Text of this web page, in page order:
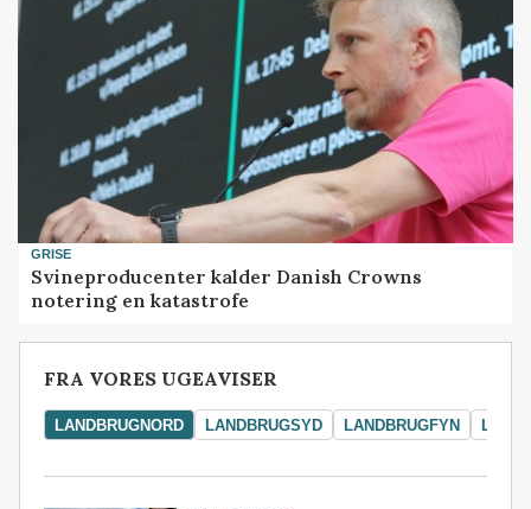
GRISE
Svineproducenter kalder Danish Crowns
notering en katastrofe
FRA VORES UGEAVISER
LANDBRUGNORD LANDBRUGSYD LANDBRUGFYN